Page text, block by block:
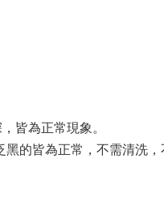
皆為正常現象。
的皆為正常，不需清洗